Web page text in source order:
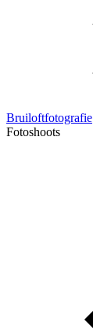
Bruiloftfotografie
Fotoshoots